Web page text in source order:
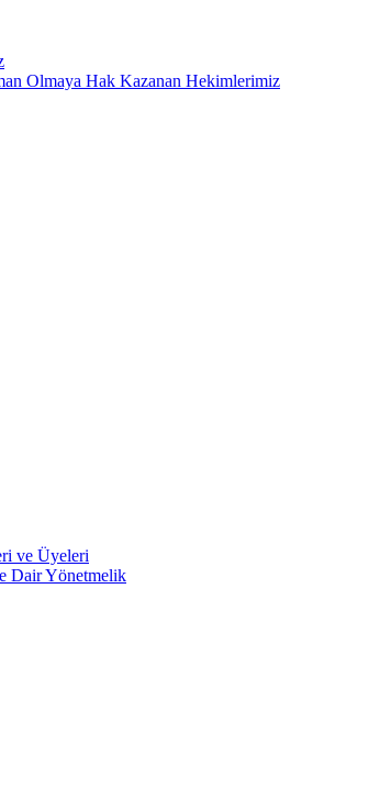
Olmaya Hak Kazanan Hekimlerimiz
ve Üyeleri
Dair Yönetmelik